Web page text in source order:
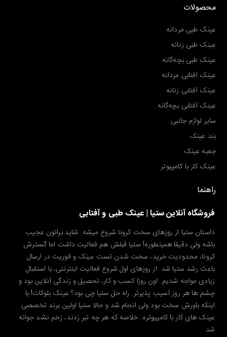
محصولات
عینک طبی مردانه
عینک طبی زنانه
عینک طبی بچه‌گانه
عینک آفتابی مردانه
عینک آفتابی زنانه
عینک آفتابی بچه‌گانه
سایر لوازم جانبی
بند عینک
جعبه عینک
عینک کار با کامپیوتر
راهنما
فروشگاه آنلاین ستیا | عینک طبی و آفتابی
داستان ستیا از روزهای سخت کرونا شروع میشه. شاید براتون عجیب
باشه ولی دقیقا همینطوره! ستیا قبلش هم فعالیت داشت اما گسترش
کرونا، محدودیت خرید، سخت شدن تست عینک و فوریت در ارسال
باعث رشد ستیا شد. از روزهای اول شروع فعالیت اینترنتی، با استقبال
زیادی مواجه شدیم. اون روزا کسب و کار، تحصیل و زندگی آنلاین بود و
چشم ها هر روز آسیب پذیرتر. راه حل ستیا چی بود؟ عینک بلوکات! با
اینکه باورش سخت بود ولی انجام شد و حالا ستیا اولین برند تخصصی
عینک های کار با کامپیوتره. خلاصه که هر چه تبر زدند، زخم نشد جوانه
شد